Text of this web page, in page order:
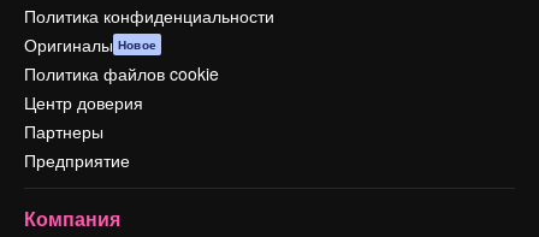
Политика конфиденциальности
Оригиналы Новое
Политика файлов cookie
Центр доверия
Партнеры
Предприятие
Компания